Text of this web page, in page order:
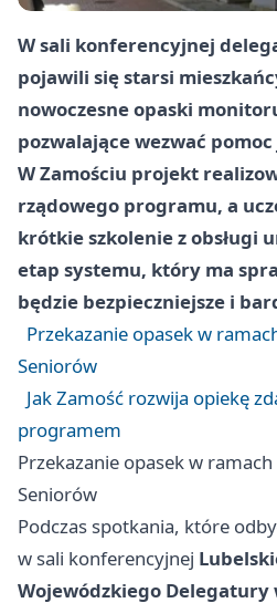
W sali konferencyjnej
pojawili się starsi
nowoczesne opaski
pozwalające wezwać
W Zamościu projekt
rządowego programu, a
krótkie szkolenie z obsługi
etap systemu, który ma
będzie bezpieczniejsze i
Przekazanie opasek w
Seniorów
Jak Zamość rozwija opiekę
programem
Przekazanie opasek w
Seniorów
Podczas spotkania, które
w sali konferencyjnej
Wojewódzkiego Delegatury